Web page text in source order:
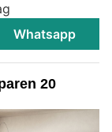
Whatsapp
20